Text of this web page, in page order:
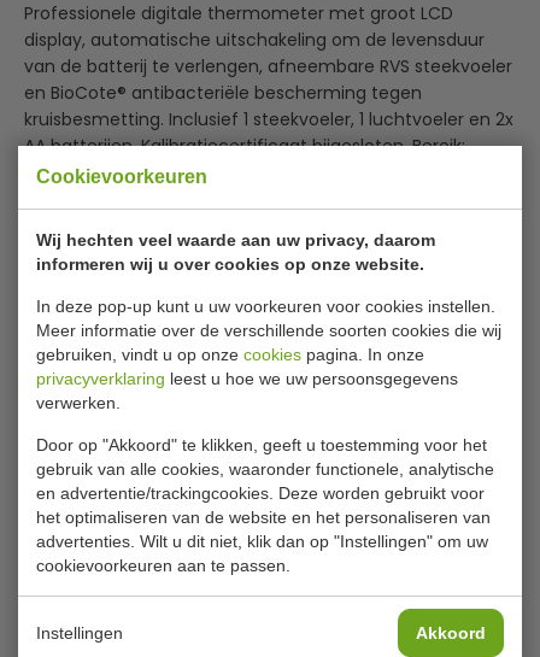
Cookievoorkeuren
Wij hechten veel waarde aan uw privacy, daarom
informeren wij u over cookies op onze website.
In deze pop-up kunt u uw voorkeuren voor cookies instellen.
Meer informatie over de verschillende soorten cookies die wij
gebruiken, vindt u op onze cookies pagina. In onze
privacyverklaring leest u hoe we uw persoonsgegevens
verwerken.
Door op "Akkoord" te klikken, geeft u toestemming voor het
gebruik van alle cookies, waaronder functionele, analytische
en advertentie/trackingcookies. Deze worden gebruikt voor
het optimaliseren van de website en het personaliseren van
advertenties. Wilt u dit niet, klik dan op "Instellingen" om uw
cookievoorkeuren aan te passen.
Instellingen Akkoord
Professionele digitale thermometer met groot LCD
display, automatische uitschakeling om de levensduur
van de batterij te verlengen, afneembare RVS steekvoeler
en BioCote® antibacteriële bescherming tegen
kruisbesmetting. Inclusief 1 steekvoeler, 1 luchtvoeler en 2x
AA batterijen. Kalibratiecertificaat bijgesloten. Bereik:
-40°C tot +125°C.
Groot LCD display
Automatische uitschakeling
Inclusief 1x steekvoeler en 1x luchtvoeler
Lees meer
Specificaties
Model
C462
Temperatuur
-40°C tot +125°C
Is dit iets voor jou?